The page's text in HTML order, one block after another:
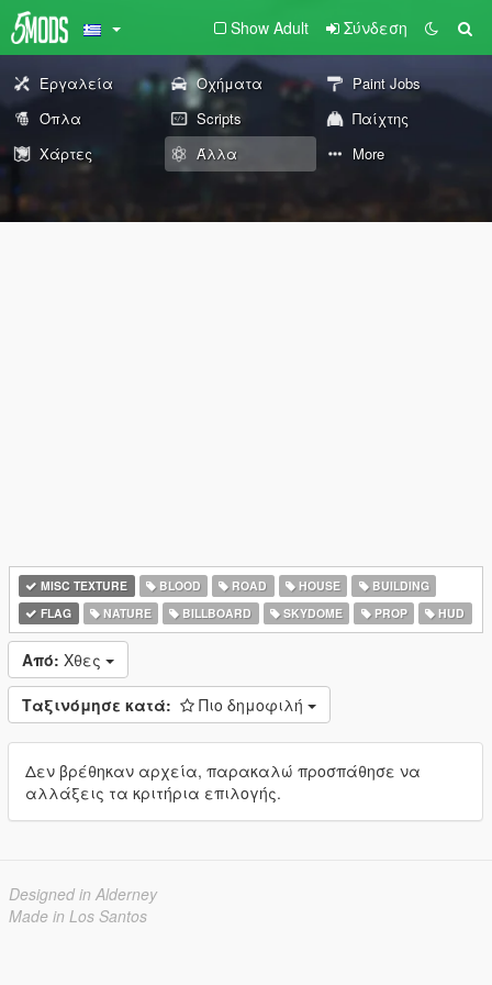
Show Adult Σύνδεση
Εργαλεία Οχήματα
Paint Jobs
Όπλα
Scripts
Παίχτης
Χάρτες
Άλλα More
MISC TEXTURE BLOOD ROAD HOUSE
BUILDING
FLAG
NATURE BILLBOARD SKYDOME PROP HUD
Από: Χθες
Ταξινόμησε κατά: Πιο δημοφιλή
Δεν βρέθηκαν αρχεία, παρακαλώ προσπάθησε να
αλλάξεις τα κριτήρια επιλογής.
Designed in Alderney
Made in Los Santos